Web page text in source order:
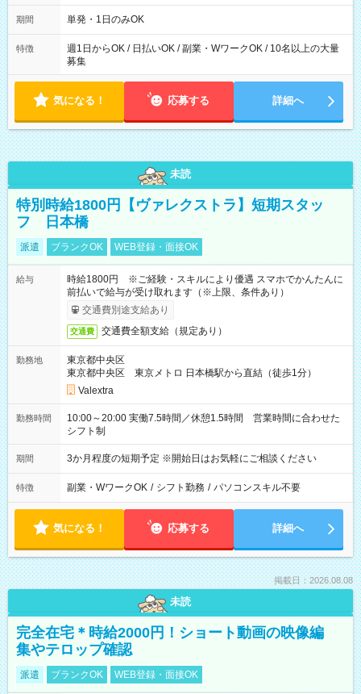
～21：00
期間 単発・1日のみOK
特徴
週1日からOK / 日払いOK / 副業・WワークOK / 10名以上の大量
募集
気になる！ 応募する 詳細へ
未読
特別時給1800円【ヴァレクストラ】短期スタッ
フ 日本橋
派遣 ブランクOK WEB登録・面接OK
給与
時給1800円 ※ご経験・スキルにより優遇 スマホでかんたんに
前払いで給与が受け取れます（※上限、条件あり）
交通費別途支給あり
交通費 交通費全額支給（規定あり）
勤務地
東京都中央区
東京都中央区 東京メトロ 日本橋駅から直結（徒歩1分）
Valextra
勤務時間
10:00～20:00 実働7.5時間／休憩1.5時間 営業時間に合わせた
シフト制
期間 3か月程度の短期予定 ※開始日はお気軽にご相談ください
特徴 副業・WワークOK / シフト勤務 / パソコンスキル不要
気になる！ 応募する 詳細へ
掲載日：2026.08.08
未読
完全在宅＊時給2000円！ショート動画の映像編
集やテロップ確認
派遣 ブランクOK WEB登録・面接OK